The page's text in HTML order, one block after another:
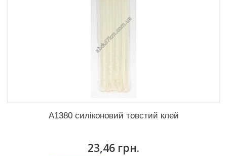
A1380 силіконовий товстий клей
23,46 грн.